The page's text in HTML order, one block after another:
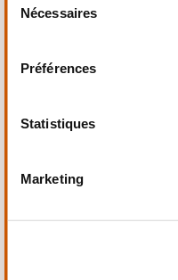
Nécessaires
Préférences
Statistiques
Marketing